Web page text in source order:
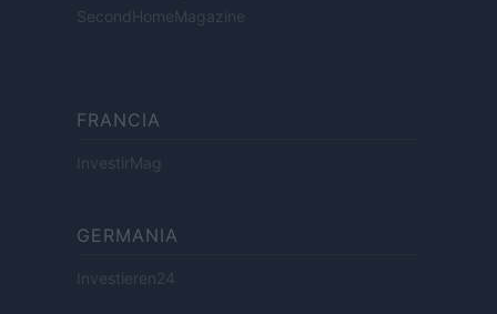
SecondHomeMagazine
FRANCIA
InvestirMag
GERMANIA
Investieren24